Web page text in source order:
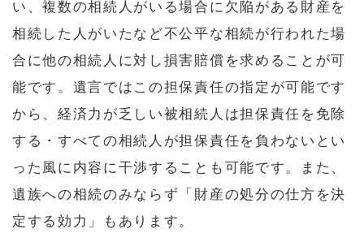
い、複数の相続人がいる場合に欠陥がある財産を
相続した人がいたなど不公平な相続が行われた場
合に他の相続人に対し損害賠償を求めることが可
能です。遺言ではこの担保責任の指定が可能です
から、経済力が乏しい被相続人は担保責任を免除
する・すべての相続人が担保責任を負わないとい
った風に内容に干渉することも可能です。また、
遺族への相続のみならず「財産の処分の仕方を決
定する効力」もあります。